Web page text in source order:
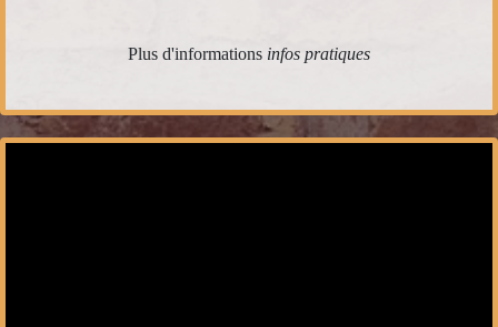
Plus d'informations infos pratiques